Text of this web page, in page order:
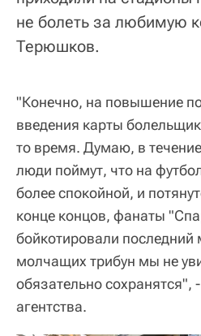
не болеть за любимую
Терюшков.
"Конечно, на повышение
введения карты
то время. Думаю, в
люди поймут, что на
более спокойной, и
конце концов, фанаты
бойкотировали
молчащих трибун мы не
обязательно сохранятся",
агентства.